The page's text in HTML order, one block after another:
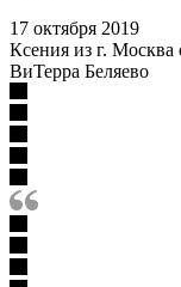
17 октября 2019
Ксения из г. Москва
ВиТерра Беляево